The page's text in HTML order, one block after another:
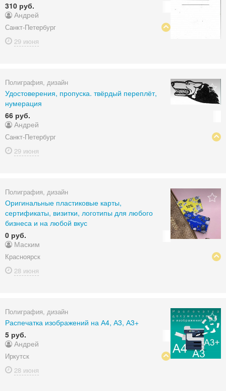
310 руб.
Андрей
Санкт-Петербург
29 июня
Полиграфия, дизайн
Удостоверения, пропуска. твёрдый переплёт,
нумерация
66 руб.
Андрей
Санкт-Петербург
29 июня
Полиграфия, дизайн
Оригинальные пластиковые карты,
сертификаты, визитки, логотипы для любого
бизнеса и на любой вкус
0 руб.
Маским
Красноярск
28 июня
Полиграфия, дизайн
Распечатка изображений на А4, А3, А3+
5 руб.
Андрей
Иркутск
28 июня